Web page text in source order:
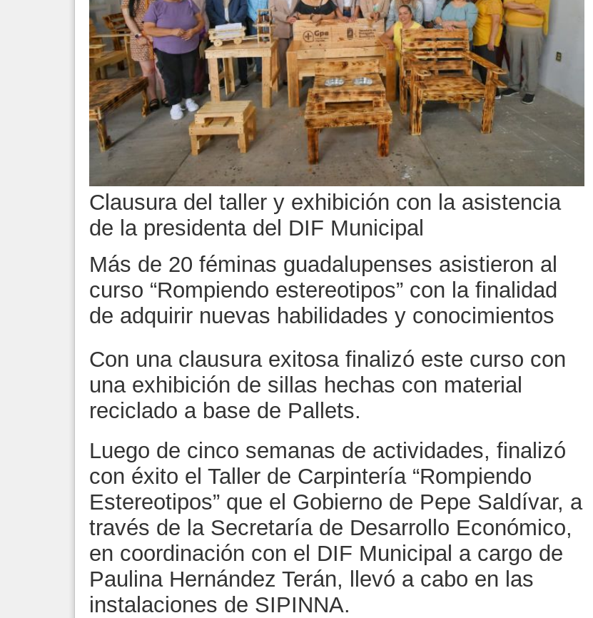
Clausura del taller y exhibición con la asistencia
de la presidenta del DIF Municipal
Más de 20 féminas guadalupenses asistieron al
curso “Rompiendo estereotipos” con la finalidad
de adquirir nuevas habilidades y conocimientos
Con una clausura exitosa finalizó este curso con
una exhibición de sillas hechas con material
reciclado a base de Pallets.
Luego de cinco semanas de actividades, finalizó
con éxito el Taller de Carpintería “Rompiendo
Estereotipos” que el Gobierno de Pepe Saldívar, a
través de la Secretaría de Desarrollo Económico,
en coordinación con el DIF Municipal a cargo de
Paulina Hernández Terán, llevó a cabo en las
instalaciones de SIPINNA.